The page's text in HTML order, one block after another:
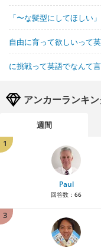
「〜な髪型にしてほしい
自由に育って欲しいって
に挑戦って英語でなんて
アンカーランキ
週間
1
Paul
回答数： 66
3